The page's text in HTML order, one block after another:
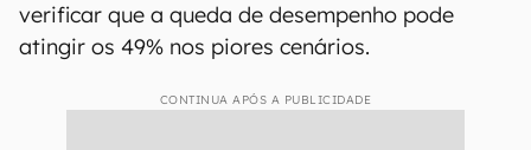
verificar que a queda de desempenho pode
atingir os 49% nos piores cenários.
CONTINUA APÓS A PUBLICIDADE